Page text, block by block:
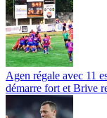
Agen régale avec 11
démarre fort et Brive